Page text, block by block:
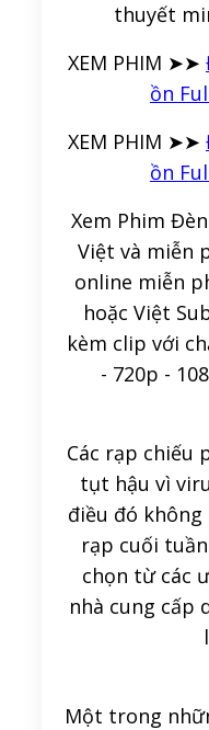
thuyết
XEM PHIM ➤➤
ồn
XEM PHIM ➤➤
ồn
Xem Phim
Việt và miễn
online miễn
hoặc Việt
kèm clip với
- 720p -
Các rạp chiếu
tụt hậu vì
điều đó không
rạp cuối
chọn từ các
nhà cung cấp
Một trong